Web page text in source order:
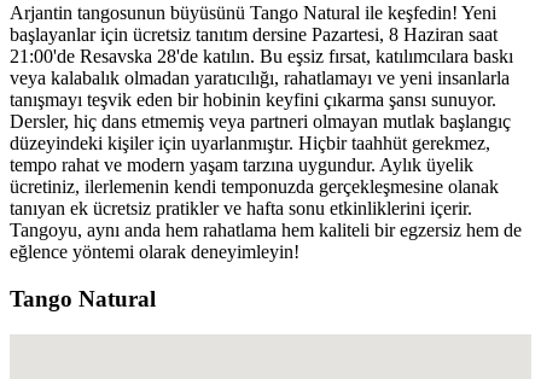
Arjantin tangosunun büyüsünü Tango Natural ile keşfedin! Yeni
başlayanlar için ücretsiz tanıtım dersine Pazartesi, 8 Haziran saat
21:00'de Resavska 28'de katılın. Bu eşsiz fırsat, katılımcılara baskı
veya kalabalık olmadan yaratıcılığı, rahatlamayı ve yeni insanlarla
tanışmayı teşvik eden bir hobinin keyfini çıkarma şansı sunuyor.
Dersler, hiç dans etmemiş veya partneri olmayan mutlak başlangıç
düzeyindeki kişiler için uyarlanmıştır. Hiçbir taahhüt gerekmez,
tempo rahat ve modern yaşam tarzına uygundur. Aylık üyelik
ücretiniz, ilerlemenin kendi temponuzda gerçekleşmesine olanak
tanıyan ek ücretsiz pratikler ve hafta sonu etkinliklerini içerir.
Tangoyu, aynı anda hem rahatlama hem kaliteli bir egzersiz hem de
eğlence yöntemi olarak deneyimleyin!
Tango Natural